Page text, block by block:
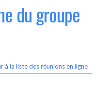
du groupe
à la liste des réunions en ligne